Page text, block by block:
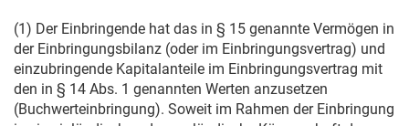
(1) Der Einbringende hat das in § 15 genannte Vermögen in
der Einbringungsbilanz (oder im Einbringungsvertrag) und
einzubringende Kapitalanteile im Einbringungsvertrag mit
den in § 14 Abs. 1 genannten Werten anzusetzen
(Buchwerteinbringung). Soweit im Rahmen der Einbringung